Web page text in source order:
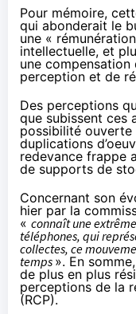
Pour mémoire,
qui abonderait le
une «
intellectuelle, et
une
perception et de
Des perceptions
que subissent ces
possibilité ouverte
duplications
redevance frappe
de supports de
Concernant son
hier par la
« connaît une
téléphones, qui
collectes, ce
temps ». En
de plus en plus
perceptions de la
(RCP).